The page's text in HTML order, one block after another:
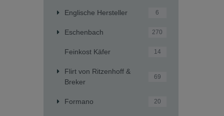
Englische Hersteller 6
Eschenbach 270
Feinkost Käfer 14
Flirt von Ritzenhoff &
Breker
69
Formano 20